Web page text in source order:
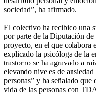
sociedad”, ha afirmado.
El colectivo ha recibido una
por parte de la Diputación
proyecto, en el que colabora
explicado la psicóloga de la
trastorno se ha agravado a
elevando niveles de
personas” y ha señalado
vida de las personas con